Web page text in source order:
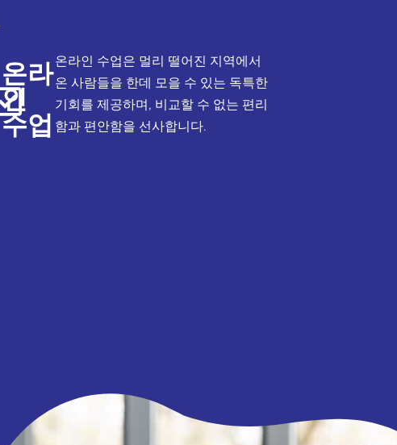
온라
인
수업
온라인 수업은 멀리 떨어진 지역에서
온 사람들을 한데 모을 수 있는 독특한
기회를 제공하며, 비교할 수 없는 편리
함과 편안함을 선사합니다.